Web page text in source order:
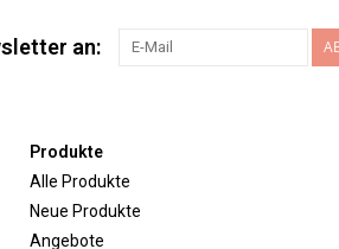
an:
Produkte
Alle Produkte
Neue Produkte
Angebote